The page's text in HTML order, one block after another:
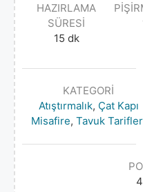
HAZIRLAMA
SÜRESI
15 dk
KATEGORI
Atıştırmalık, Çat Kapı
Misafire, Tavuk
4